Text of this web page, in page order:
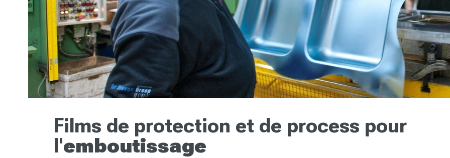
Films de protection et de process pour
l'emboutissage